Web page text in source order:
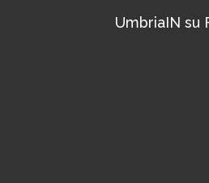
UmbriaIN su